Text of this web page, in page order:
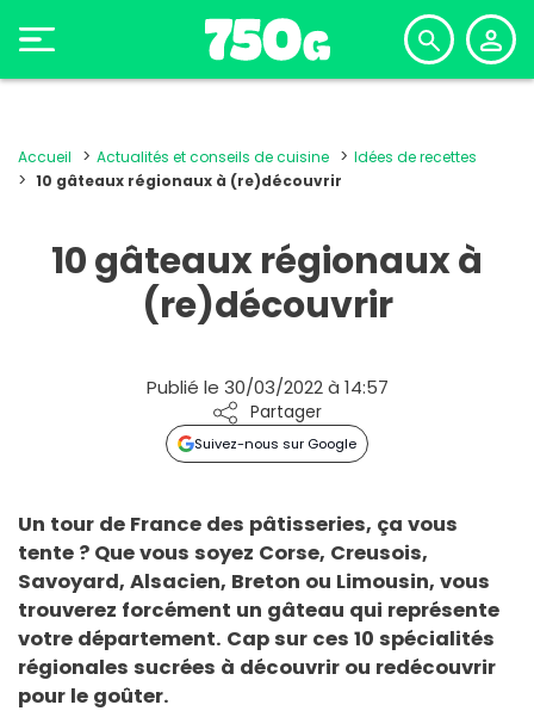
Accueil Actualités et conseils de cuisine
Idées de recettes
10 gâteaux régionaux à (re)découvrir
10 gâteaux régionaux à
(re)découvrir
Publié le 30/03/2022 à 14:57
Partager
Suivez-nous sur Google
Un tour de France des pâtisseries, ça vous
tente ? Que vous soyez Corse, Creusois,
Savoyard, Alsacien, Breton ou Limousin, vous
trouverez forcément un gâteau qui représente
votre département. Cap sur ces 10 spécialités
régionales sucrées à découvrir ou redécouvrir
pour le goûter.